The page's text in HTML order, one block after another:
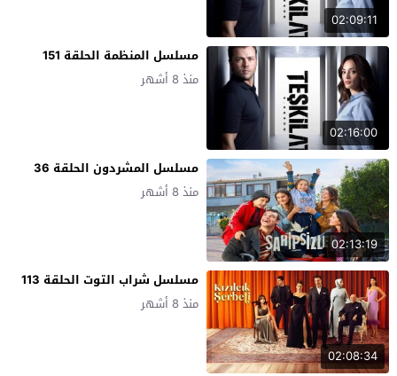
02:09:11
02:16:00
مسلسل المنظمة الحلقة 151
منذ 8 أشهر
02:13:19
مسلسل المشردون الحلقة 36
منذ 8 أشهر
02:08:34
مسلسل شراب التوت الحلقة 113
منذ 8 أشهر